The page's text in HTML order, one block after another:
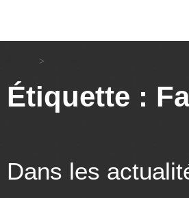
>
Étiquette :
Dans les